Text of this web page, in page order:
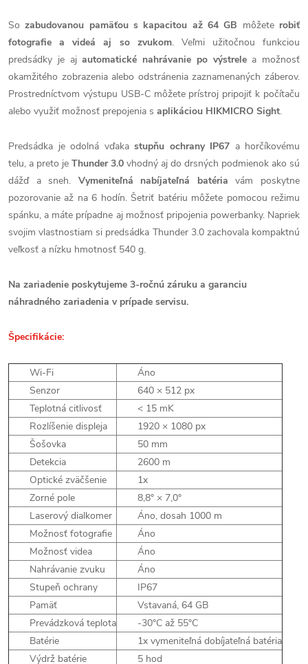
Sozabudovanou pamäťou s kapacitou až 64 GB môžete robiť
fotografie a videá aj so zvukom. Veľmi užitočnou funkciou
predsádky je ajautomatické nahrávanie po výstrelea možnosť
okamžitého zobrazenia alebo odstránenia zaznamenaných záberov.
Prostredníctvom výstupu USB-C môžete prístroj pripojiť k počítaču
alebo využiť možnosť prepojenia s aplikáciou HIKMICRO Sight.
Predsádka je odolná vďaka stupňu ochrany IP67 a horčíkovému
telu, a preto je Thunder 3.0 vhodný aj do drsných podmienok ako sú
dážď a sneh. Vymeniteľná nabíjateľná batéria vám poskytne
pozorovanie až na 6 hodín. Šetriť batériu môžete pomocou režimu
spánku, a máte prípadne aj možnosť pripojenia powerbanky. Napriek
svojim vlastnostiam si predsádka Thunder 3.0 zachovala kompaktnú
veľkosť a nízku hmotnosť 540 g.
Na zariadenie poskytujeme 3-ročnú záruku a garanciu
náhradného zariadenia v prípade servisu.
Špecifikácie:
Wi-Fi
Áno
Senzor
640 × 512 px
Teplotná citlivosť
< 15 mK
Rozlíšenie displeja
1920 × 1080 px
Šošovka
50 mm
Detekcia
2600 m
Optické zväčšenie
1x
Zorné pole
8,8° × 7,0°
Laserový dialkomer
Áno, dosah 1000 m
Možnosť fotografie
Áno
Možnosť videa
Áno
Nahrávanie zvuku
Áno
Stupeň ochrany
IP67
Pamäť
Vstavaná, 64 GB
Prevádzková teplota
-30°C až 55°C
Batérie
1x vymeniteľná dobíjateľná batéria
Výdrž batérie
5 hod